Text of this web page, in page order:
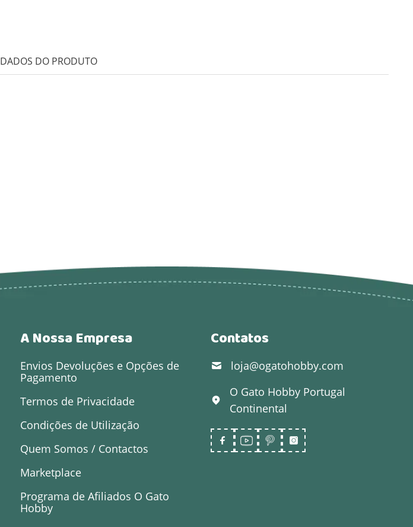
DADOS DO PRODUTO
A Nossa Empresa
Envios Devoluções e Opções de
Pagamento
Termos de Privacidade
Condições de Utilização
Quem Somos / Contactos
Marketplace
Programa de Afiliados O Gato
Hobby
Contatos
loja@ogatohobby.com
O Gato Hobby Portugal
Continental